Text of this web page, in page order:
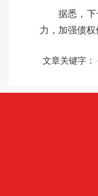
据悉，
力，加强债
文章关键字：